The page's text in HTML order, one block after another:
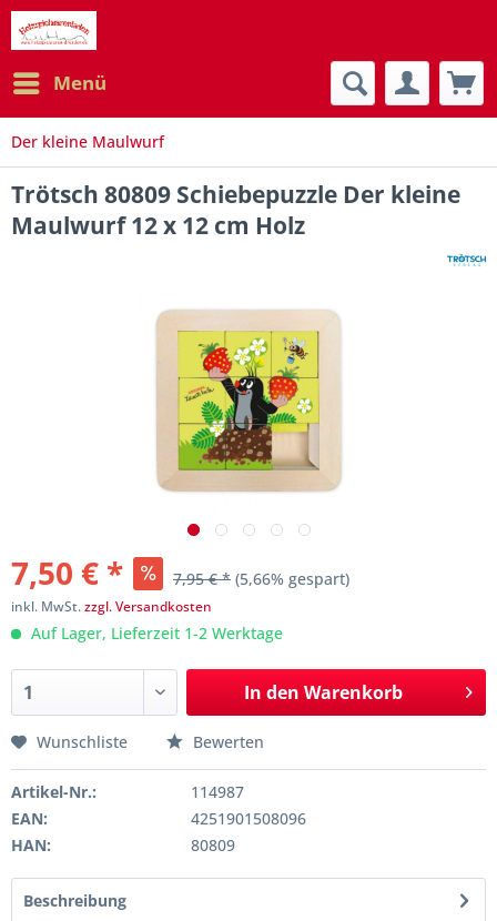
Menü
Der kleine Maulwurf
Trötsch 80809 Schiebepuzzle Der kleine
Maulwurf 12 x 12 cm Holz
7,50 € * 7,95 € * (5,66% gespart)
inkl. MwSt.zzgl. Versandkosten
Auf Lager, Lieferzeit 1-2 Werktage
In den Warenkorb
Wunschliste Bewerten
Artikel-Nr.:
114987
EAN:
4251901508096
HAN:
80809
Beschreibung